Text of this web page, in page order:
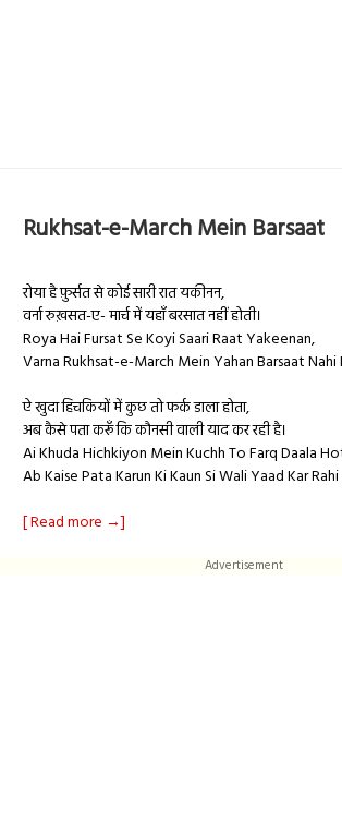
Rukhsat-e-March Mein Barsaat
रोया है फ़ुर्सत से कोई सारी रात यकीनन,
वर्ना रुख़सत-ए- मार्च में यहाँ बरसात नहीं होती।
Roya Hai Fursat Se Koyi Saari Raat Yakeenan,
Varna Rukhsat-e-March Mein Yahan Barsaat
ऐ खुदा हिचकियों में कुछ तो फर्क डाला होता,
अब कैसे पता करूँ कि कौनसी वाली याद कर रही है।
Ai Khuda Hichkiyon Mein Kuchh To Farq Daala
Ab Kaise Pata Karun Ki Kaun Si Wali Yaad Kar Rahi
[ Read more →]
Advertisement